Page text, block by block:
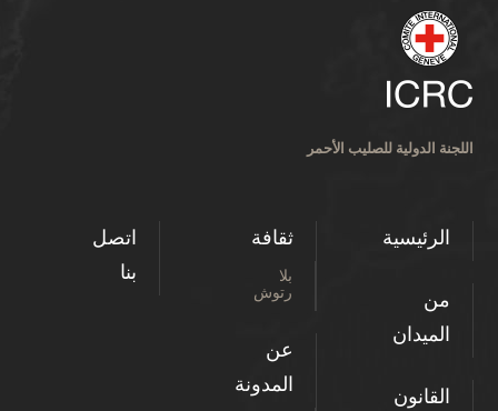
اللجنة الدولية للصليب الأحمر
الرئيسية
من
الميدان
القانون
ثقافة
بلا
رتوش
عن
المدونة
اتصل
بنا